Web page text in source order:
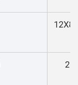
12X8,